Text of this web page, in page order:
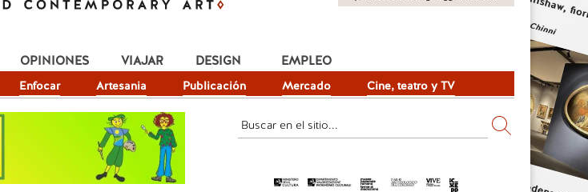
Enfocar Artesania Publicación Mercado Cine, teatro y TV
OPINIONES VIAJAR DESIGN EMPLEO